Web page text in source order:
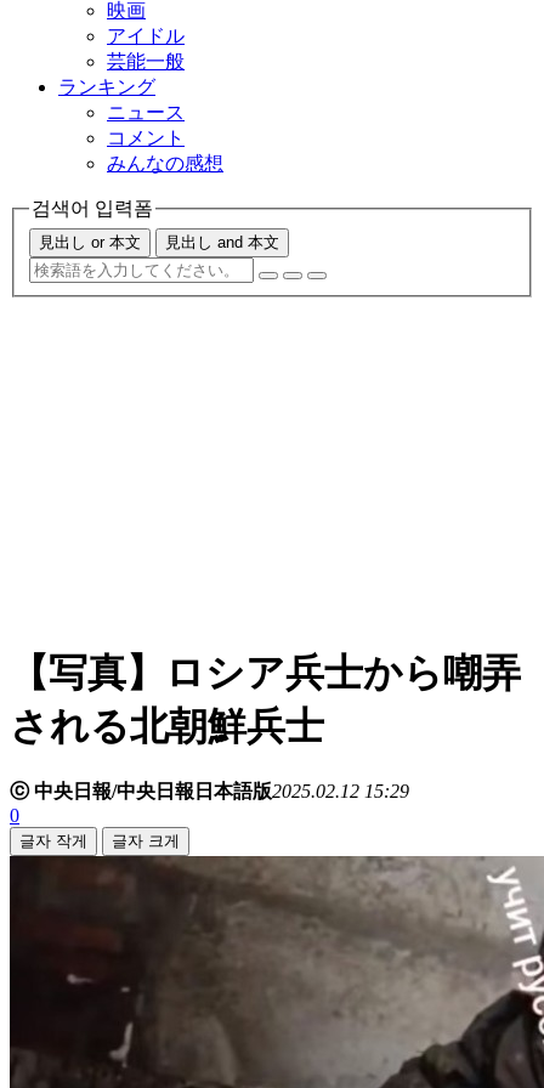
映画
アイドル
芸能一般
ランキング
ニュース
コメント
みんなの感想
검색어 입력폼
見出し or 本文 見出し and 本文
【写真】ロシア兵士から嘲弄
される北朝鮮兵士
ⓒ 中央日報/中央日報日本語版2025.02.12 15:29
0
글자 작게 글자 크게